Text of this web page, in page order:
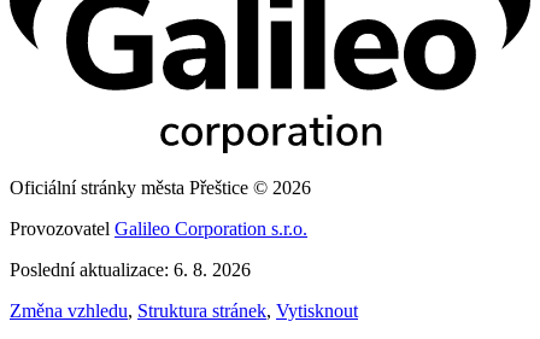
Oficiální stránky města Přeštice © 2026
Provozovatel Galileo Corporation s.r.o.
Poslední aktualizace: 6. 8. 2026
Změna vzhledu, Struktura stránek, Vytisknout